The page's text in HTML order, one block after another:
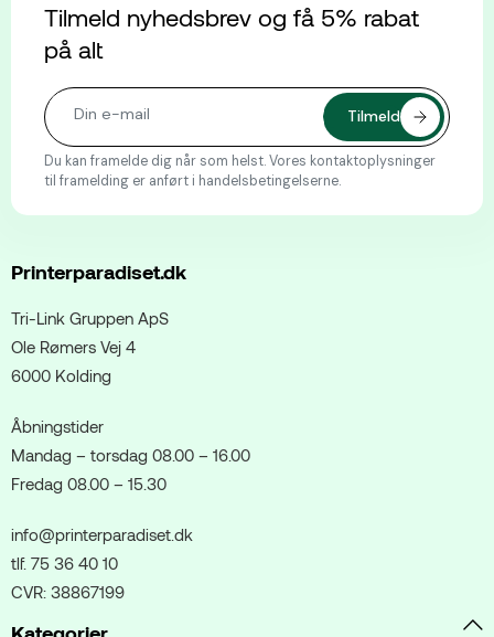
Tilmeld nyhedsbrev og få 5% rabat
på alt
Du kan framelde dig når som helst. Vores kontaktoplysninger
til framelding er anført i handelsbetingelserne.
Printerparadiset.dk
Tri-Link Gruppen ApS
Ole Rømers Vej 4
6000 Kolding
Åbningstider
Mandag – torsdag 08.00 – 16.00
Fredag 08.00 – 15.30
info@printerparadiset.dk
tlf. 75 36 40 10
CVR: 38867199
Kategorier